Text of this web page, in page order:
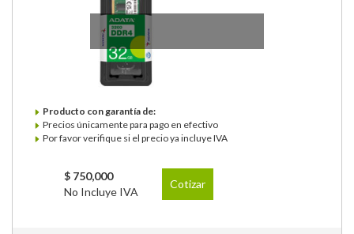
Producto con garantía de:
Precios únicamente para pago en efectivo
Por favor verifique si el precio ya incluye IVA
$ 750,000
No Incluye IVA
Cotizar